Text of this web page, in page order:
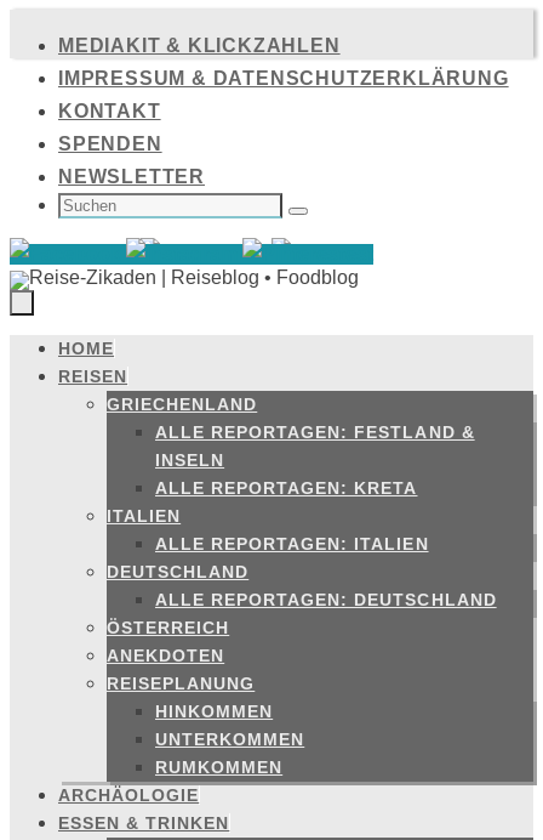
Inhalt
springen
MEDIAKIT & KLICKZAHLEN
IMPRESSUM & DATENSCHUTZERKLÄRUNG
KONTAKT
SPENDEN
NEWSLETTER
SUCHEN
NACH: Suchen
Zum
Inhalt
springen
HOME
REISEN
GRIECHENLAND
ALLE REPORTAGEN: FESTLAND &
INSELN
ALLE REPORTAGEN: KRETA
ITALIEN
ALLE REPORTAGEN: ITALIEN
DEUTSCHLAND
ALLE REPORTAGEN: DEUTSCHLAND
ÖSTERREICH
ANEKDOTEN
REISEPLANUNG
HINKOMMEN
UNTERKOMMEN
RUMKOMMEN
ARCHÄOLOGIE
ESSEN & TRINKEN